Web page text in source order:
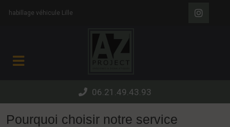
habillage véhicule Lille
06.21.49.43.93
Pourquoi choisir notre service